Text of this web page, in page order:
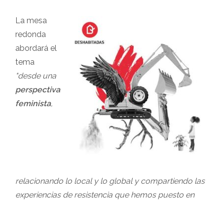
La mesa
redonda
abordará el
tema
"desde una
perspectiva
feminista,
relacionando lo local y lo global y compartiendo las
experiencias de resistencia que hemos puesto en